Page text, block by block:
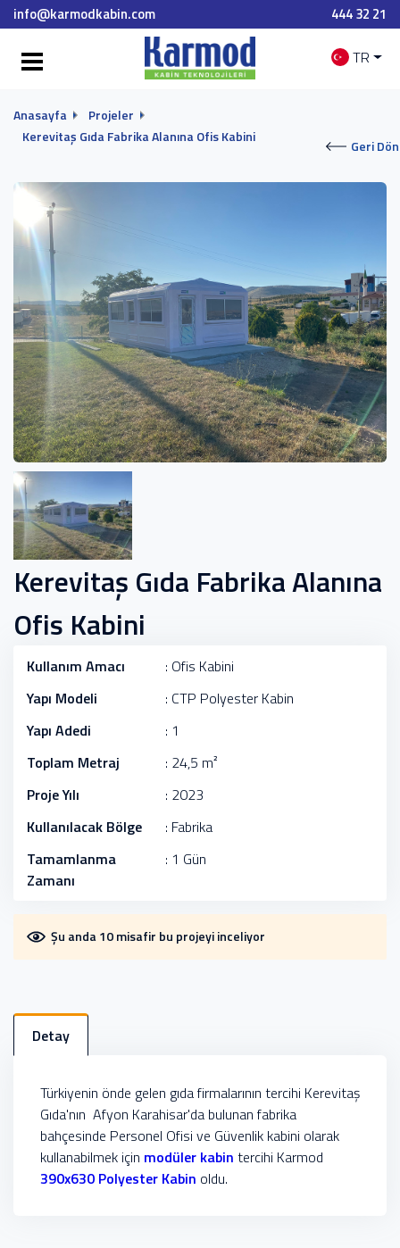
info@karmodkabin.com 444 32 21
TR
Anasayfa
Projeler
Kerevitaş Gıda Fabrika Alanına Ofis Kabini
Geri Dön
Kerevitaş Gıda Fabrika Alanına
Ofis Kabini
Kullanım Amacı
: Ofis Kabini
Yapı Modeli
: CTP Polyester Kabin
Yapı Adedi
: 1
Toplam Metraj
: 24,5 m²
Proje Yılı
: 2023
Kullanılacak Bölge
: Fabrika
Tamamlanma
Zamanı
: 1 Gün
Şu anda 10 misafir bu projeyi inceliyor
Detay
Türkiyenin önde gelen gıda firmalarının tercihi Kerevitaş
Gıda'nın Afyon Karahisar'da bulunan fabrika
bahçesinde Personel Ofisi ve Güvenlik kabini olarak
kullanabilmek için modüler kabin tercihi Karmod
390x630 Polyester Kabin oldu.